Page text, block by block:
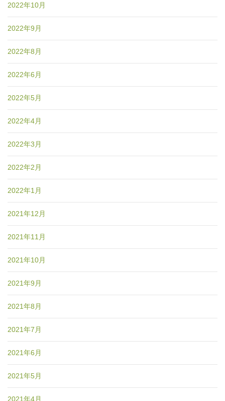
2022年10月
2022年9月
2022年8月
2022年6月
2022年5月
2022年4月
2022年3月
2022年2月
2022年1月
2021年12月
2021年11月
2021年10月
2021年9月
2021年8月
2021年7月
2021年6月
2021年5月
2021年4月